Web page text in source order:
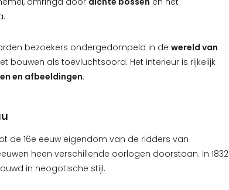
bezoekers ondergedompeld in de wereld van
bouwen als toevluchtsoord. Het interieur is rijkelijk
en afbeeldingen.
de 16e eeuw eigendom van de ridders van
heen verschillende oorlogen doorstaan. In 1832
in neogotische stijl.